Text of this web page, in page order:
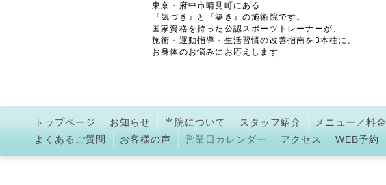
東京・府中市晴見町にある
『気づき』と『築き』の施術院です。
国家資格を持った公認スポーツトレーナーが、
施術・運動指導・生活習慣の改善指南を3本柱に、
お身体のお悩みにお応えします
トップページ お知らせ 当院について スタッフ紹介 メニュー／料金
よくあるご質問
お客様の声 営業日カレンダー アクセス WEB予約